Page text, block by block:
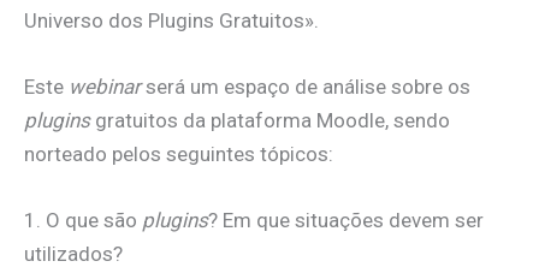
Universo dos Plugins Gratuitos».
Este webinarserá um espaço de análise sobre os
plugins gratuitos da plataforma Moodle, sendo
norteado pelos seguintes tópicos:
1. O que são plugins? Em que situações devem ser
utilizados?